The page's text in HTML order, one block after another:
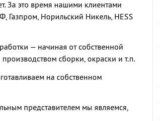
За это время нашими клиентами
Газпром, Норильский Никель, HESS
— начиная от собственной
сборки, окраски и т.п.
на собственном
представителем мы являемся,